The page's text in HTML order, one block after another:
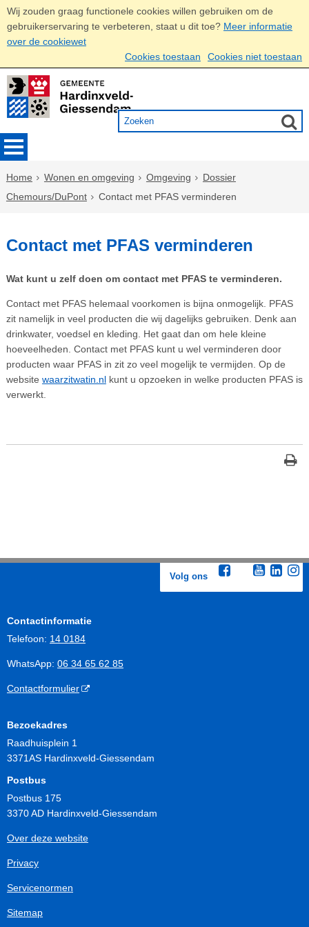
Wij zouden graag functionele cookies willen gebruiken om de
gebruikerservaring te verbeteren, staat u dit toe? Meer informatie
over de cookiewet
Cookies toestaan
Cookies niet toestaan
Home Wonen en omgeving Omgeving
Dossier
Chemours/DuPont
Contact met PFAS verminderen
Contact met PFAS verminderen
Wat kunt u zelf doen om contact met PFAS te verminderen.
Contact met PFAS helemaal voorkomen is bijna onmogelijk. PFAS
zit namelijk in veel producten die wij dagelijks gebruiken. Denk aan
drinkwater, voedsel en kleding. Het gaat dan om hele kleine
hoeveelheden. Contact met PFAS kunt u wel verminderen door
producten waar PFAS in zit zo veel mogelijk te vermijden. Op de
website waarzitwatin.nlkunt u opzoeken in welke producten PFAS is
verwerkt.
Volg ons
Contactinformatie
Telefoon: 14 0184
WhatsApp: 06 34 65 62 85
Contactformulier
Bezoekadres
Raadhuisplein 1
3371AS Hardinxveld-Giessendam
Postbus
Postbus 175
3370 AD Hardinxveld-Giessendam
Over deze website
Privacy
Servicenormen
Sitemap